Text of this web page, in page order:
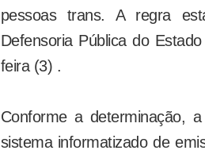
pessoas trans. A regra
Defensoria Pública do
feira (3) .
Conforme a determinação,
sistema informatizado de